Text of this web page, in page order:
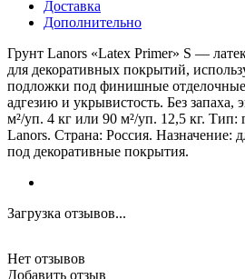
Доставка
Дополнительно
Грунт Lanors «Latex Primer» S —
для декоративных покрытий,
подложки под финишные
адгезию и укрывистость. Без запаха,
м²/уп. 4 кг или 90 м²/уп. 12,5 кг. Тип:
Lanors. Страна: Россия. Назначение:
под декоративные покрытия.
Загрузка отзывов...
Нет отзывов
Добавить отзыв